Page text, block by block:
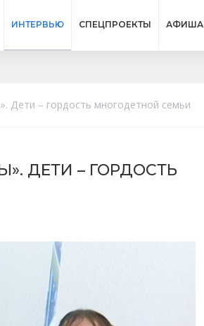
ИНТЕРВЬЮ СПЕЦПРОЕКТЫ АФИША
Дети – гордость многодетной семьи
ДЕТИ – ГОРДОСТЬ